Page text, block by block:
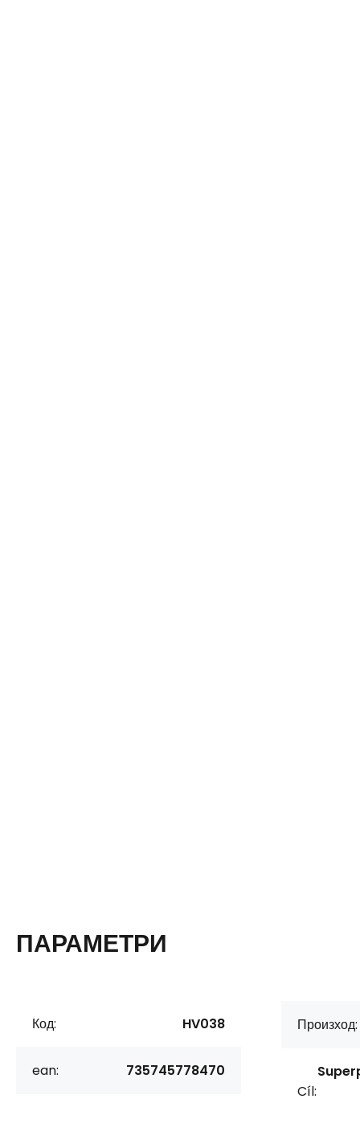
ПАРАМЕТРИ
Код: HV038
ean: 735745778470
Произход:
Cíl: